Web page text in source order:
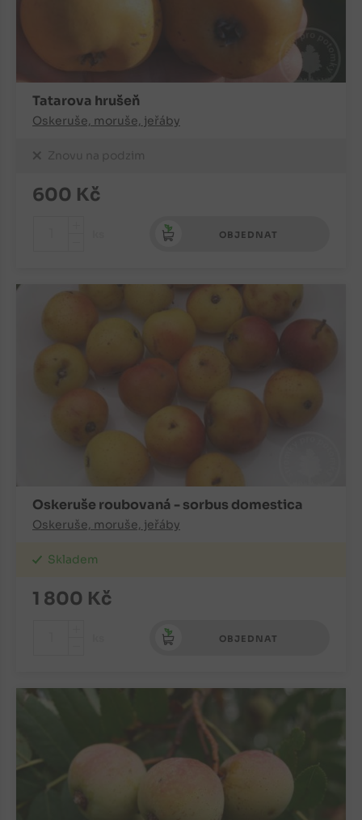
Tatarova hrušeň
Oskeruše, moruše, jeřáby
Znovu na podzim
600 Kč
OBJEDNAT
Oskeruše roubovaná - sorbus domestica
Oskeruše, moruše, jeřáby
Skladem
1 800 Kč
OBJEDNAT